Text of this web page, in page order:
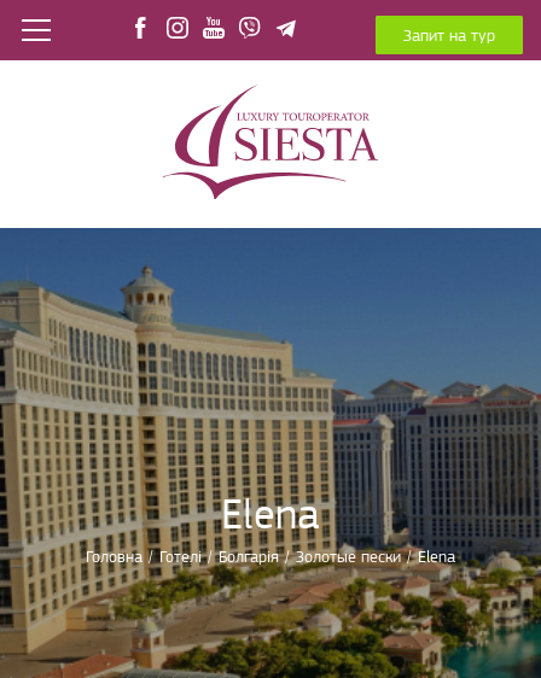
Запит на тур
Elena
Головна / Готелі / Болгарія / Золотые пески / Elena